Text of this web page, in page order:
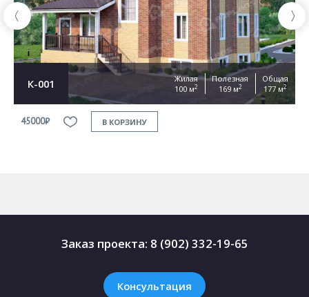
К-001
Жилая
100 м2
Полезная
169 м2
Общая
177 м2
45000₽ В КОРЗИНУ
Заказ проекта: 8 (902) 332-19-65
Консультация